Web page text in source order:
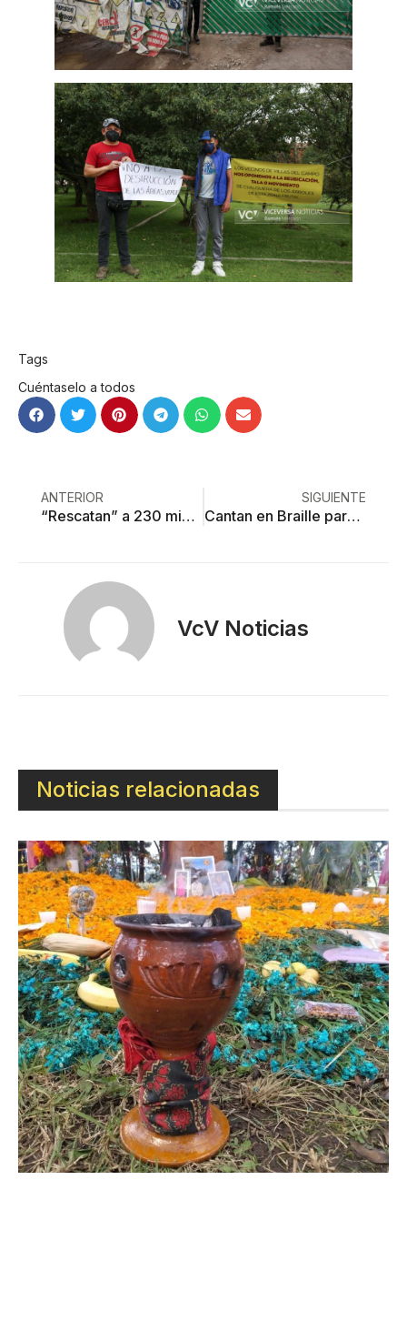
Tags
Cuéntaselo a todos
ANTERIOR
“Rescatan” a 230 migrantes de una bodega en Soyaniquilpan
SIGUIENTE
Cantan en Braille para alertar un ecocidio
VcV Noticias
Noticias relacionadas